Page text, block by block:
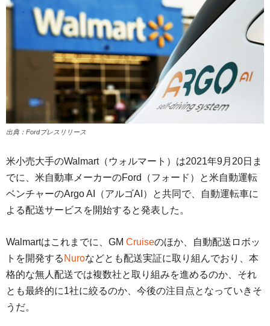
出典：Fordプレスリリース
米小売大手のWalmart（ウォルマート）は2021年9月20日ま
でに、米自動車メーカーのFord（フォード）と米自動運転
ベンチャーのArgo AI（アルゴAI）と共同で、自動運転車に
よる配送サービスを開始すると発表した。
Walmartはこれまでに、GM Cruiseのほか、自動配送ロボッ
トを開発する Nuroなどとも配送実証に取り組んでおり、本
格的な無人配送では複数社と取り組みを進めるのか、それ
とも最終的に1社に絞るのか、今後の注目点となっていきそ
うだ。